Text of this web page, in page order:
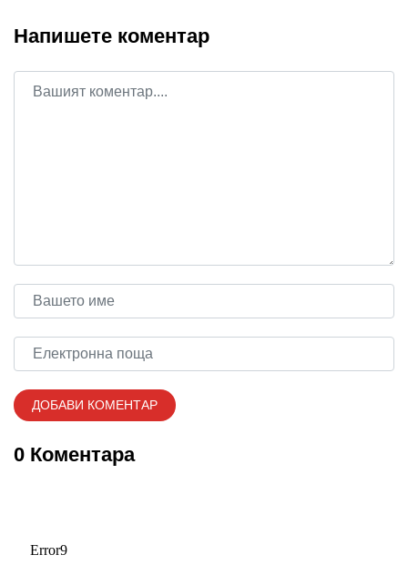
Напишете коментар
0 Коментара